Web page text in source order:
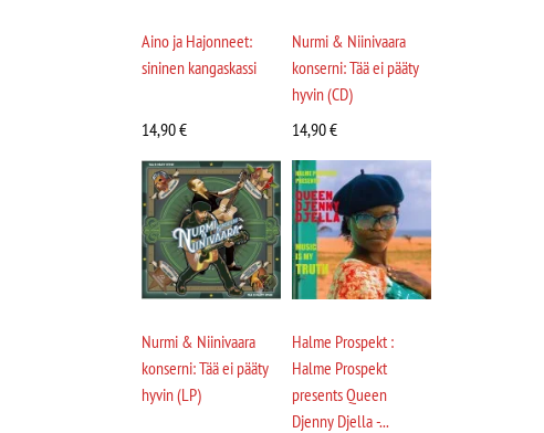
Aino ja Hajonneet:
sininen kangaskassi
14,90€
Nurmi & Niinivaara
konserni: Tää ei pääty
hyvin (CD)
14,90€
Nurmi & Niinivaara
konserni: Tää ei pääty
hyvin (LP)
Halme Prospekt :
Halme Prospekt
presents Queen
Djenny Djella -...